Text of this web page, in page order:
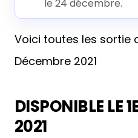
le 24 décembre.
Voici toutes les sortie
Décembre 2021
DISPONIBLE LE
2021